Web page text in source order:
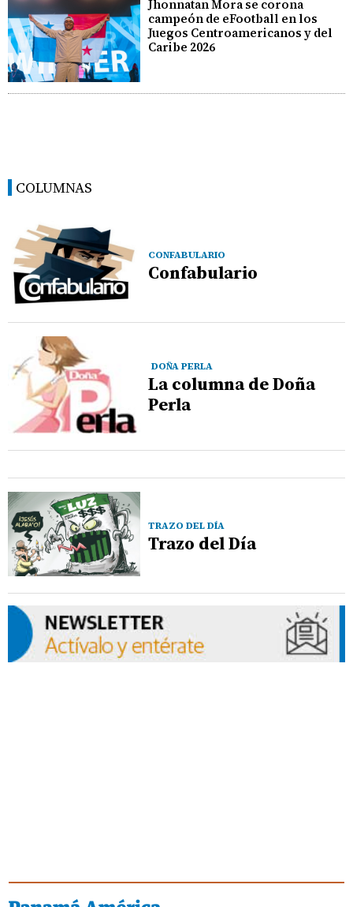
Jhonnatan Mora se corona
campeón de eFootball en los
Juegos Centroamericanos y del
Caribe 2026
COLUMNAS
CONFABULARIO
Confabulario
DOÑA PERLA
La columna de Doña
Perla
TRAZO DEL DÍA
Trazo del Día